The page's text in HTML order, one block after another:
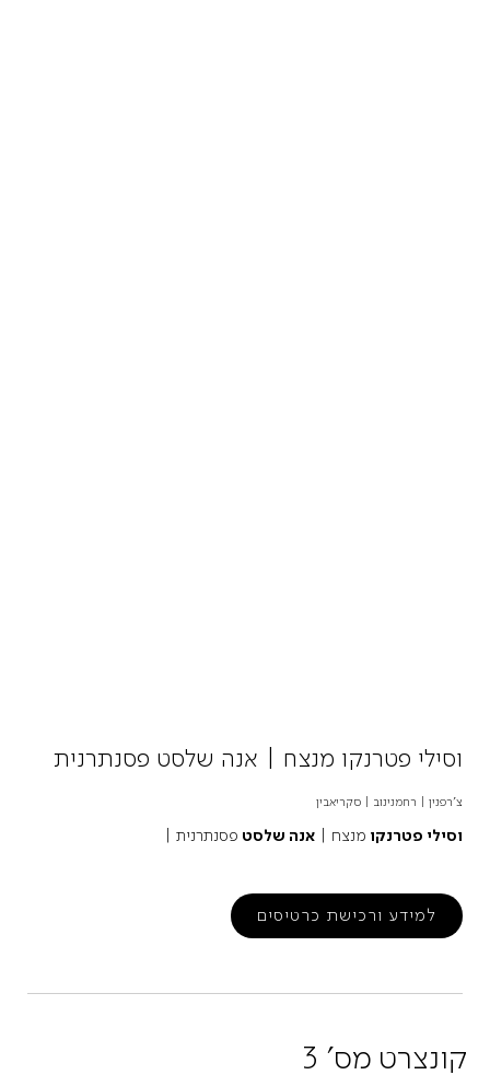
וסילי פטרנקו מנצח | אנה שלסט פסנתרנית
צ'רפנין | רחמנינוב | סקריאבין
וסילי פטרנקו מנצח | אנה שלסט פסנתרנית |
למידע ורכישת כרטיסים
קונצרט מס' 3